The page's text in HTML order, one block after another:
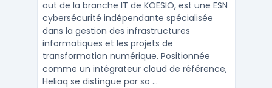
out de la branche IT de KOESIO, est une ESN
cybersécurité indépendante spécialisée
dans la gestion des infrastructures
informatiques et les projets de
transformation numérique. Positionnée
comme un intégrateur cloud de référence,
Heliaq se distingue par so ...